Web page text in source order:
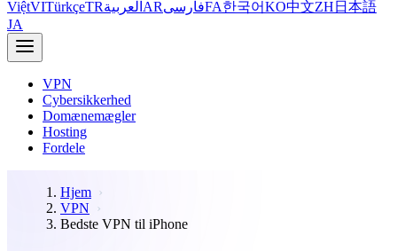
ViệtVITürkçeTRالعربية ARفارسیFA한국어KO中文ZH 日本語
JA
VPN
Cybersikkerhed
Domænemægler
Hosting
Fordele
Hjem
VPN
Bedste VPN til iPhone